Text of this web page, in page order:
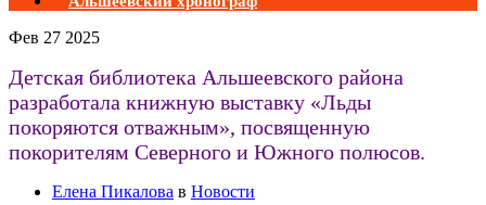
Фев 27 2025
Детская библиотека Альшеевского района
разработала книжную выставку «Льды
покоряются отважным», посвященную
покорителям Северного и Южного полюсов.
Елена Пикалова в Новости